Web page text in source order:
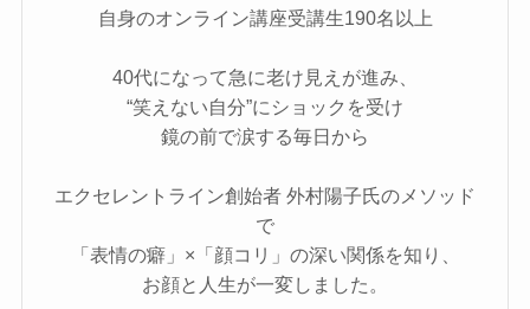
自身のオンライン講座受講生190名以上
40代になって急に老け見えが進み、
“笑えない自分”にショックを受け
鏡の前で涙する毎日から
エクセレントライン創始者 外村陽子氏のメソッド
で
「表情の癖」×「顔コリ」の深い関係を知り、
お顔と人生が一変しました。